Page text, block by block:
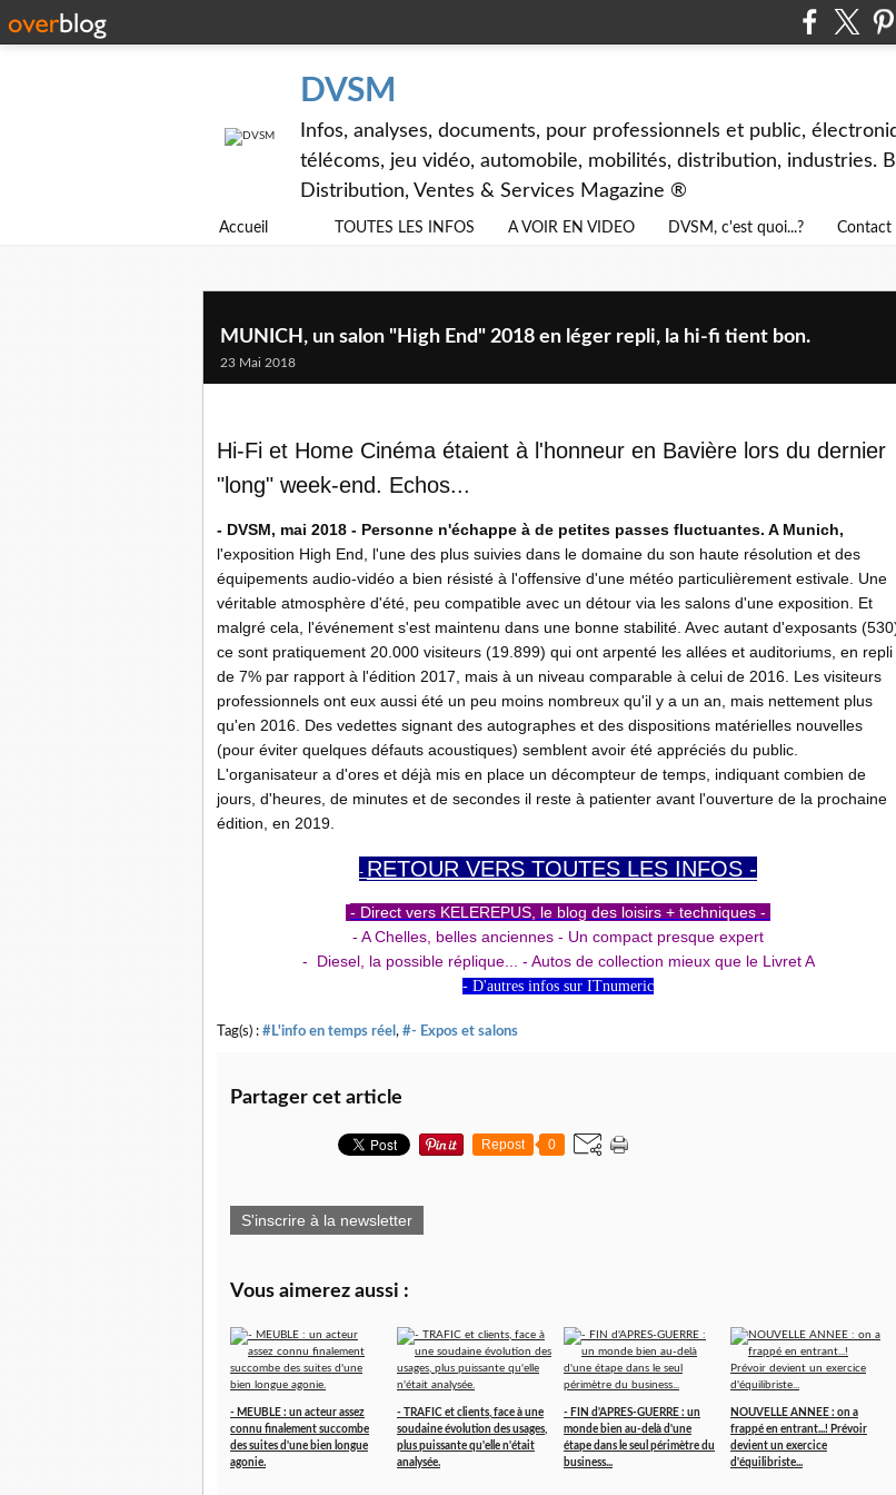
DVSM
Infos, analyses, documents, pour professionnels et public,
télécoms, jeu vidéo, automobile, mobilités, distribution, industries.
Distribution, Ventes & Services Magazine ®
Accueil TOUTES LES INFOS A VOIR EN VIDEO DVSM, c'est quoi...? Contact
MUNICH, un salon "High End" 2018 en léger repli, la hi-fi tient bon.
23 Mai 2018
Hi-Fi et Home Cinéma étaient à l'honneur en Bavière lors du dernier
"long" week-end. Echos...
- DVSM, mai 2018 - Personne n'échappe à de petites passes fluctuantes. A Munich,
l'exposition High End, l'une des plus suivies dans le domaine du son haute résolution et des
équipements audio-vidéo a bien résisté à l'offensive d'une météo particulièrement estivale. Une
véritable atmosphère d'été, peu compatible avec un détour via les salons d'une exposition. Et
malgré cela, l'événement s'est maintenu dans une bonne stabilité. Avec autant d'exposants
ce sont pratiquement 20.000 visiteurs (19.899) qui ont arpenté les allées et auditoriums, en repli
de 7% par rapport à l'édition 2017, mais à un niveau comparable à celui de 2016. Les visiteurs
professionnels ont eux aussi été un peu moins nombreux qu'il y a un an, mais nettement plus
qu'en 2016. Des vedettes signant des autographes et des dispositions matérielles nouvelles
(pour éviter quelques défauts acoustiques) semblent avoir été appréciés du public.
L'organisateur a d'ores et déjà mis en place un décompteur de temps, indiquant combien de
jours, d'heures, de minutes et de secondes il reste à patienter avant l'ouverture de la prochaine
édition, en 2019.
- RETOUR VERS TOUTES LES INFOS -
- Direct vers KELEREPUS, le blog des loisirs + techniques -
- A Chelles, belles anciennes - Un compact presque expert
- Diesel, la possible réplique...
- Autos de collection mieux que le Livret A
- D'autres infos sur ITnumeric
Tag(s) : #L'info en temps réel , #- Expos et salons
Partager cet article
Repost 0
S'inscrire à la newsletter
Vous aimerez aussi :
- MEUBLE : un acteur assez
connu finalement succombe
des suites d'une bien longue
agonie.
- TRAFIC et clients, face à une
soudaine évolution des usages,
plus puissante qu'elle n'était
analysée.
- FIN d'APRES-GUERRE : un
monde bien au-delà d'une
étape dans le seul périmètre du
business...
NOUVELLE ANNEE : on a
frappé en entrant...! Prévoir
devient un exercice
d'équilibriste...